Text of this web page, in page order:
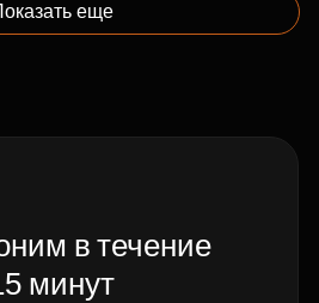
еще
в течение
минут